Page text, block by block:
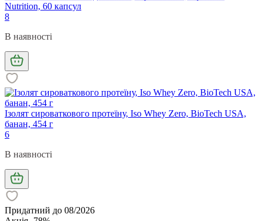
Nutrition, 60 капсул
8
В наявності
Ізолят сироваткового протеїну, Iso Whey Zero, BioTech USA,
банан, 454 г
6
В наявності
Придатний до 08/2026